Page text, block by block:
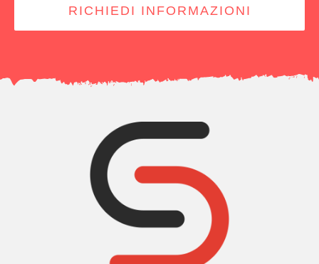
RICHIEDI INFORMAZIONI